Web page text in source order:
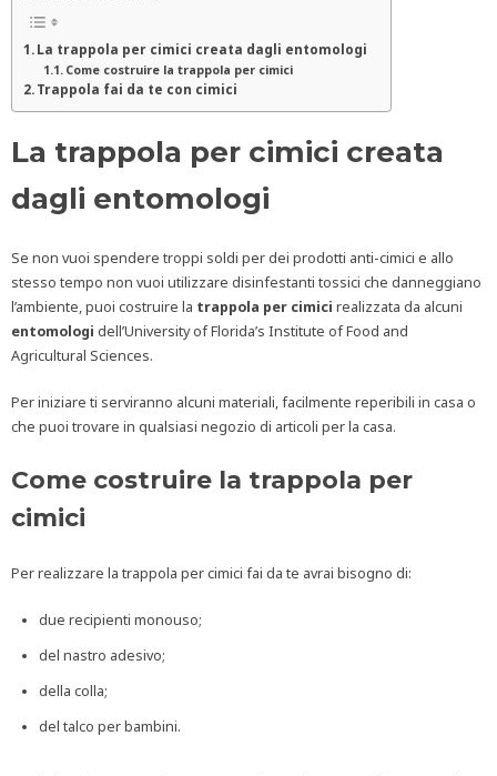
La trappola per cimici creata dagli entomologi
Come costruire la trappola per cimici
Trappola fai da te con cimici
La trappola per cimici creata
dagli entomologi
Se non vuoi spendere troppi soldi per dei prodotti anti-cimici e allo
stesso tempo non vuoi utilizzare disinfestanti tossici che danneggiano
l’ambiente, puoi costruire la trappola per cimici realizzata da alcuni
entomologi dell’University of Florida’s Institute of Food and
Agricultural Sciences.
Per iniziare ti serviranno alcuni materiali, facilmente reperibili in casa o
che puoi trovare in qualsiasi negozio di articoli per la casa.
Come costruire la trappola per
cimici
Per realizzare la trappola per cimici fai da te avrai bisogno di:
due recipienti monouso;
del nastro adesivo;
della colla;
del talco per bambini.